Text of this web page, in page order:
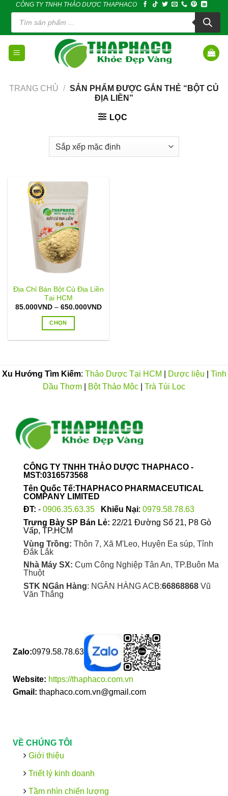
content
CÔNG TY TNHH THẢO DƯỢC THAPHACO
Tìm
kiếm
phẩm
TRANG CHỦ / SẢN PHẨM ĐƯỢC GẮN THẺ “BỘT CỦ
ĐỊA LIỀN”
LỌC
Địa Chỉ Bán Bột Củ Địa Liền
Tại HCM
85.000VND – 650.000VNDKhoảng
650.000VND
CHỌN
nhiều
biến
tùy
chọn
có
được
chọn
trên
trang
sản
Xu Hướng Tìm Kiếm: Thảo Dược Tại HCM Dược liệu
Tinh
Dầu Thơm
Bột Thảo Mộc Trà Túi Lọc
CÔNG TY TNHH THẢO DƯỢC THAPHACO -
MST:0316573568
Tên Quốc Tế:THAPHACO PHARMACEUTICAL
COMPANY LIMITED
ĐT: - 0906.35.63.35 Khiếu Nại: 0979.58.78.63
Trưng Bày SP Bán Lẻ: 22/21 Đường Số 21, P8 Gò
Vấp, TP.HCM
Vùng Trồng: Thôn 7, Xã M'Leo, Huyện Ea súp, Tỉnh
Đắk Lắk
Nhà Máy SX: Cụm Công Nghiệp Tân An, TP.Buôn Ma
Thuột
STK NGân Hàng: NGÂN HÀNG ACB:66868868Vũ
Văn Thắng
Zalo:0979.58.78.63
Website: https://thaphaco.com.vn
Gmail: thaphaco.com.vn@gmail.com
VỀ CHÚNG TÔI
Giới thiệu
Triết lý kinh doanh
Tầm nhìn chiến lượng